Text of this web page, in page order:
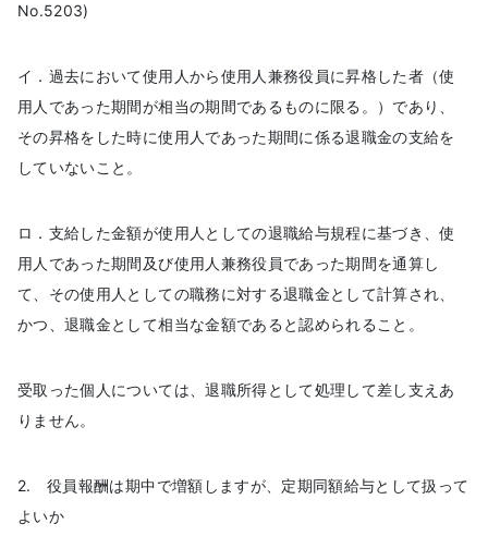
No.5203)
イ．過去において使用人から使用人兼務役員に昇格した者（使
用人であった期間が相当の期間であるものに限る。）であり、
その昇格をした時に使用人であった期間に係る退職金の支給を
していないこと。
ロ．支給した金額が使用人としての退職給与規程に基づき、使
用人であった期間及び使用人兼務役員であった期間を通算し
て、その使用人としての職務に対する退職金として計算され、
かつ、退職金として相当な金額であると認められること。
受取った個人については、退職所得として処理して差し支えあ
りません。
2. 役員報酬は期中で増額しますが、定期同額給与として扱って
よいか